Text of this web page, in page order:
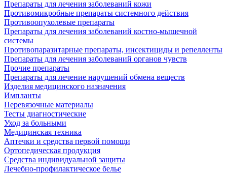
Препараты для лечения заболеваний кожи
Противомикробные препараты системного действия
Противоопухолевые препараты
Препараты для лечения заболеваний костно-мышечной
системы
Противопаразитарные препараты, инсектициды и репелленты
Препараты для лечения заболеваний органов чувств
Прочие препараты
Препараты для лечение нарушений обмена веществ
Изделия медицинского назначения
Импланты
Перевязочные материалы
Тесты диагностические
Уход за больными
Медицинская техника
Аптечки и средства первой помощи
Ортопедическая продукция
Средства индивидуальной защиты
Лечебно-профилактическое белье